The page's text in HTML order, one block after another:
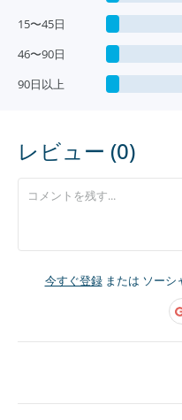
15〜45日
46〜90日
90日以上
レビュー (0)
今すぐ登録または ソーシ